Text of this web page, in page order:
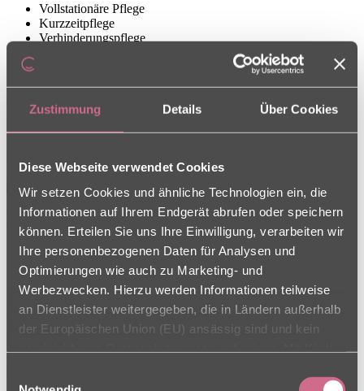
Zustimmung Details Über Cookies
Diese Webseite verwendet Cookies
Wir setzen Cookies und ähnliche Technologien ein, die
Informationen auf Ihrem Endgerät abrufen oder speichern
können. Erteilen Sie uns Ihre Einwilligung, verarbeiten wir
Ihre personenbezogenen Daten für Analysen und
Optimierungen wie auch zu Marketing- und
Werbezwecken. Hierzu werden Informationen teilweise
an Dienstleister weitergegeben, die in Ländern außerhalb
der Europäischen Union (EU) ansässig sind und kein
Verwendung als auch der Drittstaatenübermittlung zu.
Vollstationäre Pflege
Kurzzeitpflege
Verhinderungspflege
Pflegeangebot:
Vollstationäre Pflege
Kurzzeitpflege
Verhinderungspflege
Zur Einrichtung